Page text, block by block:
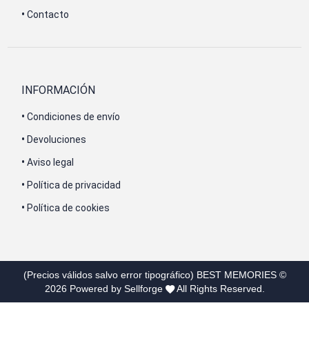
• Contacto
INFORMACIÓN
• Condiciones de envío
• Devoluciones
• Aviso legal
• Política de privacidad
• Política de cookies
(Precios válidos salvo error tipográfico) BEST MEMORIES©
2026 Powered by Sellforge All Rights Reserved.